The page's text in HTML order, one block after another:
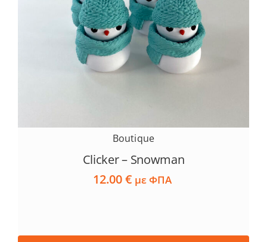
Boutique
Clicker – Snowman
12.00€ με ΦΠΑ